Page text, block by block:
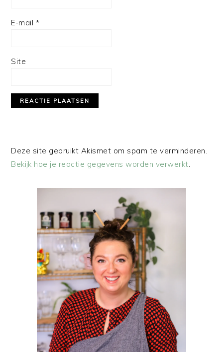
E-mail *
Site
Deze site gebruikt Akismet om spam te verminderen.
Bekijk hoe je reactie gegevens worden verwerkt